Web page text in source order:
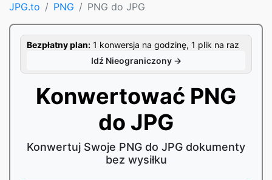
JPG.to PNG PNG do JPG
Bezpłatny plan: 1 konwersja na godzinę, 1 plik na raz
Idź Nieograniczony →
Konwertować PNG
do JPG
Konwertuj Swoje PNG do JPG dokumenty
bez wysiłku